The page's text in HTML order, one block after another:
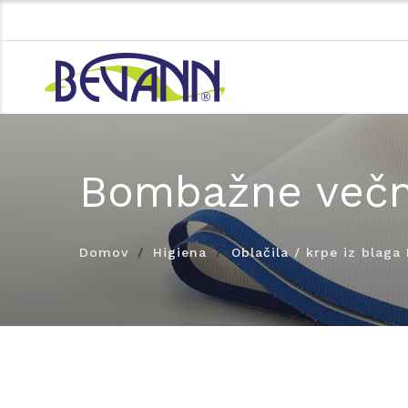
Bombažne
Domov Higiena Oblačila / krpe iz blaga